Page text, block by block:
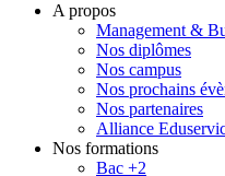
A propos
Management &
Nos diplômes
Nos campus
Nos prochains
Nos partenaires
Alliance
Nos formations
Bac +2